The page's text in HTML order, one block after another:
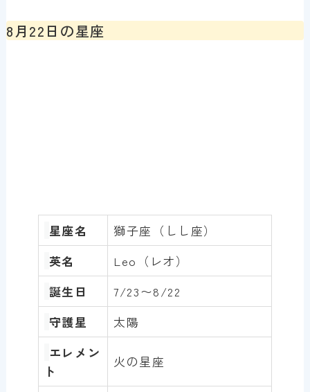
8月22日の星座
星座名
獅子座（しし座）
英名
Leo（レオ）
誕生日
7/23〜8/22
守護星
太陽
エレメン
ト
火の星座